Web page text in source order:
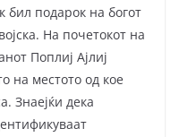
бил подарок на богот
На почетокот на
Поплиј Ајлиј
на местото од кое
Знаејќи дека